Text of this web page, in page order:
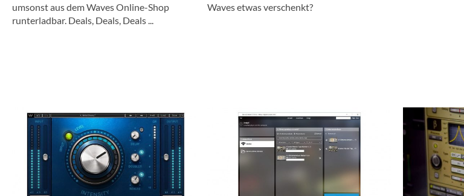
umsonst aus dem Waves Online-Shop
runterladbar. Deals, Deals, Deals ...
Waves etwas verschenkt?